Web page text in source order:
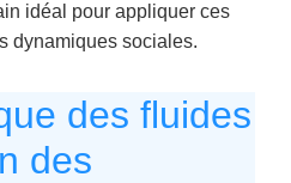
idéal pour appliquer ces
dynamiques sociales.
des fluides
des